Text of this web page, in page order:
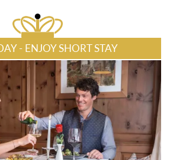
- ENJOY SHORT STAY